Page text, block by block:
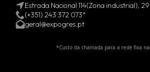
Estrada Nacional 114(Zona industrial),
(+351) 243 372 073*
geral@expogres.pt
*Custo da chamada para a rede fixa